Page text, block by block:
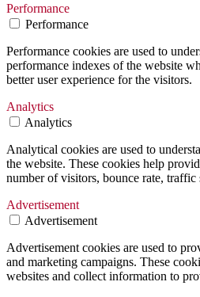
Performance
Performance
Performance cookies are used to
performance indexes of the website
better user experience for the visitors.
Analytics
Analytics
Analytical cookies are used to
the website. These cookies help
number of visitors, bounce rate, traffic
Advertisement
Advertisement
Advertisement cookies are used to
and marketing campaigns. These
websites and collect information to